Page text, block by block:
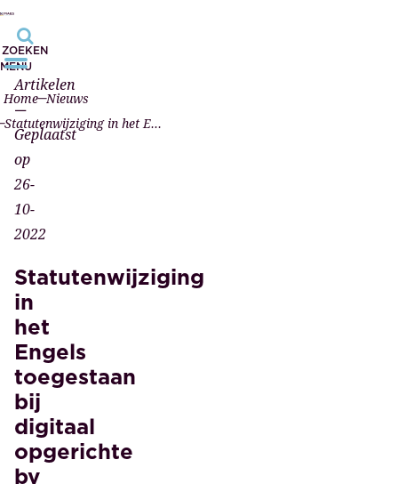
ZOEKEN
MENU
Home Nieuws
Statutenwijziging in het Engels toegestaan bij digitaal opgerichte bv
Artikelen
—
Geplaatst
op
26-
10-
2022
Statutenwijziging
in
het
Engels
toegestaan
bij
digitaal
opgerichte
bv